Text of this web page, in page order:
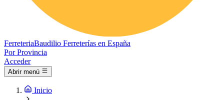
FerreteriaBaudilio Ferreterías en España
Por Provincia
Acceder
Abrir menú
Inicio